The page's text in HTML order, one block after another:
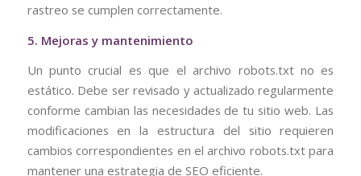
rastreo se cumplen correctamente.
5. Mejoras y mantenimiento
Un punto crucial es que el archivo robots.txt no es
estático. Debe ser revisado y actualizado regularmente
conforme cambian las necesidades de tu sitio web. Las
modificaciones en la estructura del sitio requieren
cambios correspondientes en el archivo robots.txt para
mantener una estrategia de SEO eficiente.